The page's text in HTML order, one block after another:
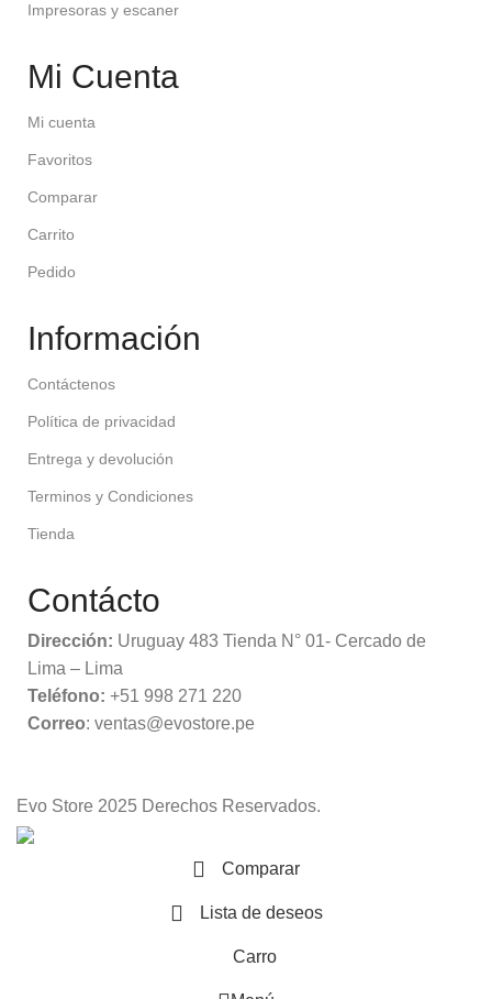
Impresoras y escaner
Mi Cuenta
Mi cuenta
Favoritos
Comparar
Carrito
Pedido
Información
Contáctenos
Política de privacidad
Entrega y devolución
Terminos y Condiciones
Tienda
Contácto
Dirección: Uruguay 483 Tienda N° 01- Cercado de
Lima – Lima
Teléfono: +51 998 271 220
Correo: ventas@evostore.pe
Evo Store 2025 Derechos Reservados.
Comparar
Lista de deseos
Carro